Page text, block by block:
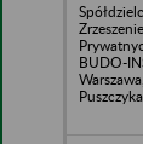
Zrzeszenie
BUDO-